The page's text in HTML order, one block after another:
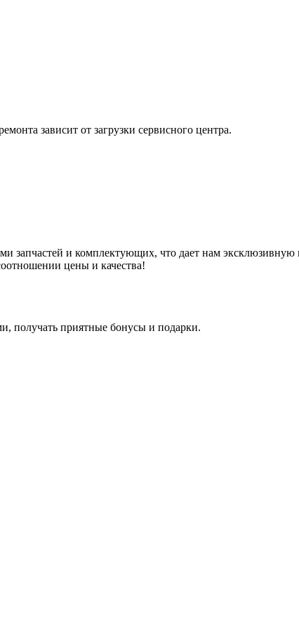
зависит от загрузки сервисного центра.
и комплектующих, что дает нам эксклюзивную
цены и качества!
получать приятные бонусы и подарки.